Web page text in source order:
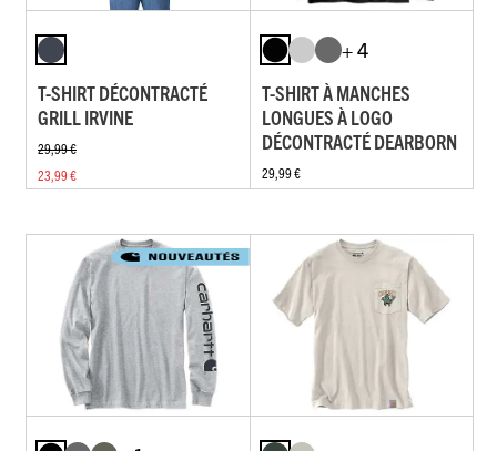
T-SHIRT DÉCONTRACTÉ
GRILL IRVINE
29,99 €
23,99 €
+ 4
T-SHIRT À MANCHES
LONGUES À LOGO
DÉCONTRACTÉ DEARBORN
29,99 €